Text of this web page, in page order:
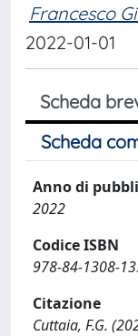
Francesco
2022-01-01
Scheda
Scheda
Anno di
2022
Codice ISBN
978-84-1308-
Citazione
Cuttaia, F.G.